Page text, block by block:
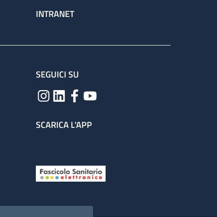
INTRANET
SEGUICI SU
SCARICA L'APP